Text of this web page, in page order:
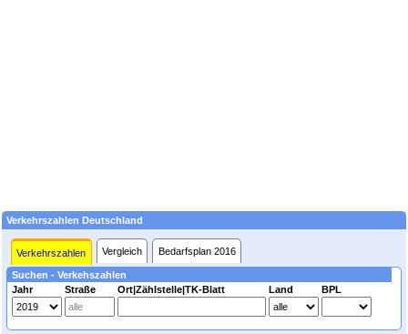
Verkehrszahlen Deutschland
Verkehrszahlen Vergleich Bedarfsplan 2016
Suchen - Verkehszahlen
Jahr
Straße Ort|Zählstelle|TK-Blatt Land BPL